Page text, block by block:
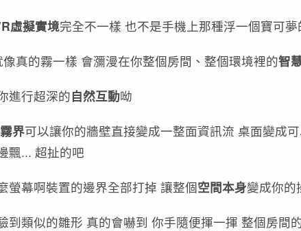
虛擬實境完全不一樣 也不是手機上那種浮一個寶可夢
真的霧一樣 會瀰漫在你整個房間、整個環境裡的智
進行超深的自然互動呦
界可以讓你的牆壁直接變成一整面資訊流 桌面變成
飄... 超扯的吧
螢幕啊裝置的邊界全部打掉 讓整個空間本身變成你的
到類似的雛形 真的會嚇到 你手隨便揮一揮 整個房間